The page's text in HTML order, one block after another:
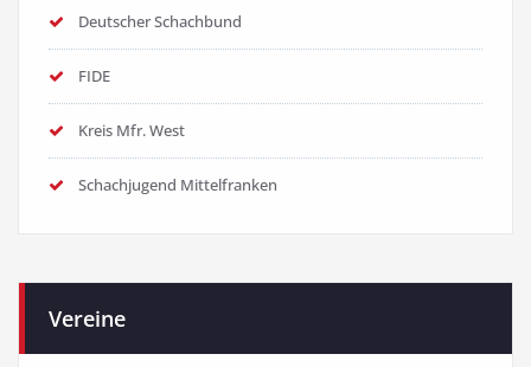
Deutscher Schachbund
FIDE
Kreis Mfr. West
Schachjugend Mittelfranken
Vereine